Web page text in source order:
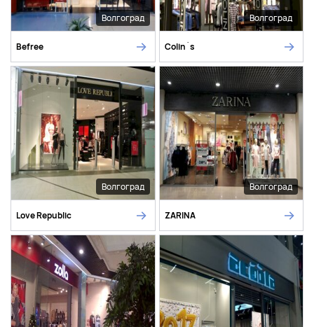
Волгоград
Befree
Волгоград
Colin`s
Волгоград
Love Republic
Волгоград
ZARINA